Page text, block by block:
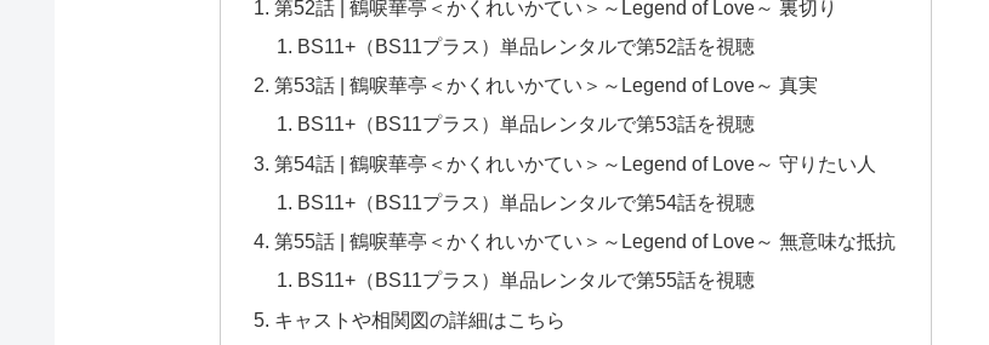
第52話 | 鶴唳華亭＜かくれいかてい＞～Legend of Love～ 裏切り
BS11+（BS11プラス）単品レンタルで第52話を視聴
第53話 | 鶴唳華亭＜かくれいかてい＞～Legend of Love～ 真実
BS11+（BS11プラス）単品レンタルで第53話を視聴
第54話 | 鶴唳華亭＜かくれいかてい＞～Legend of Love～ 守りたい人
BS11+（BS11プラス）単品レンタルで第54話を視聴
第55話 | 鶴唳華亭＜かくれいかてい＞～Legend of Love～ 無意味な抵抗
BS11+（BS11プラス）単品レンタルで第55話を視聴
キャストや相関図の詳細はこちら